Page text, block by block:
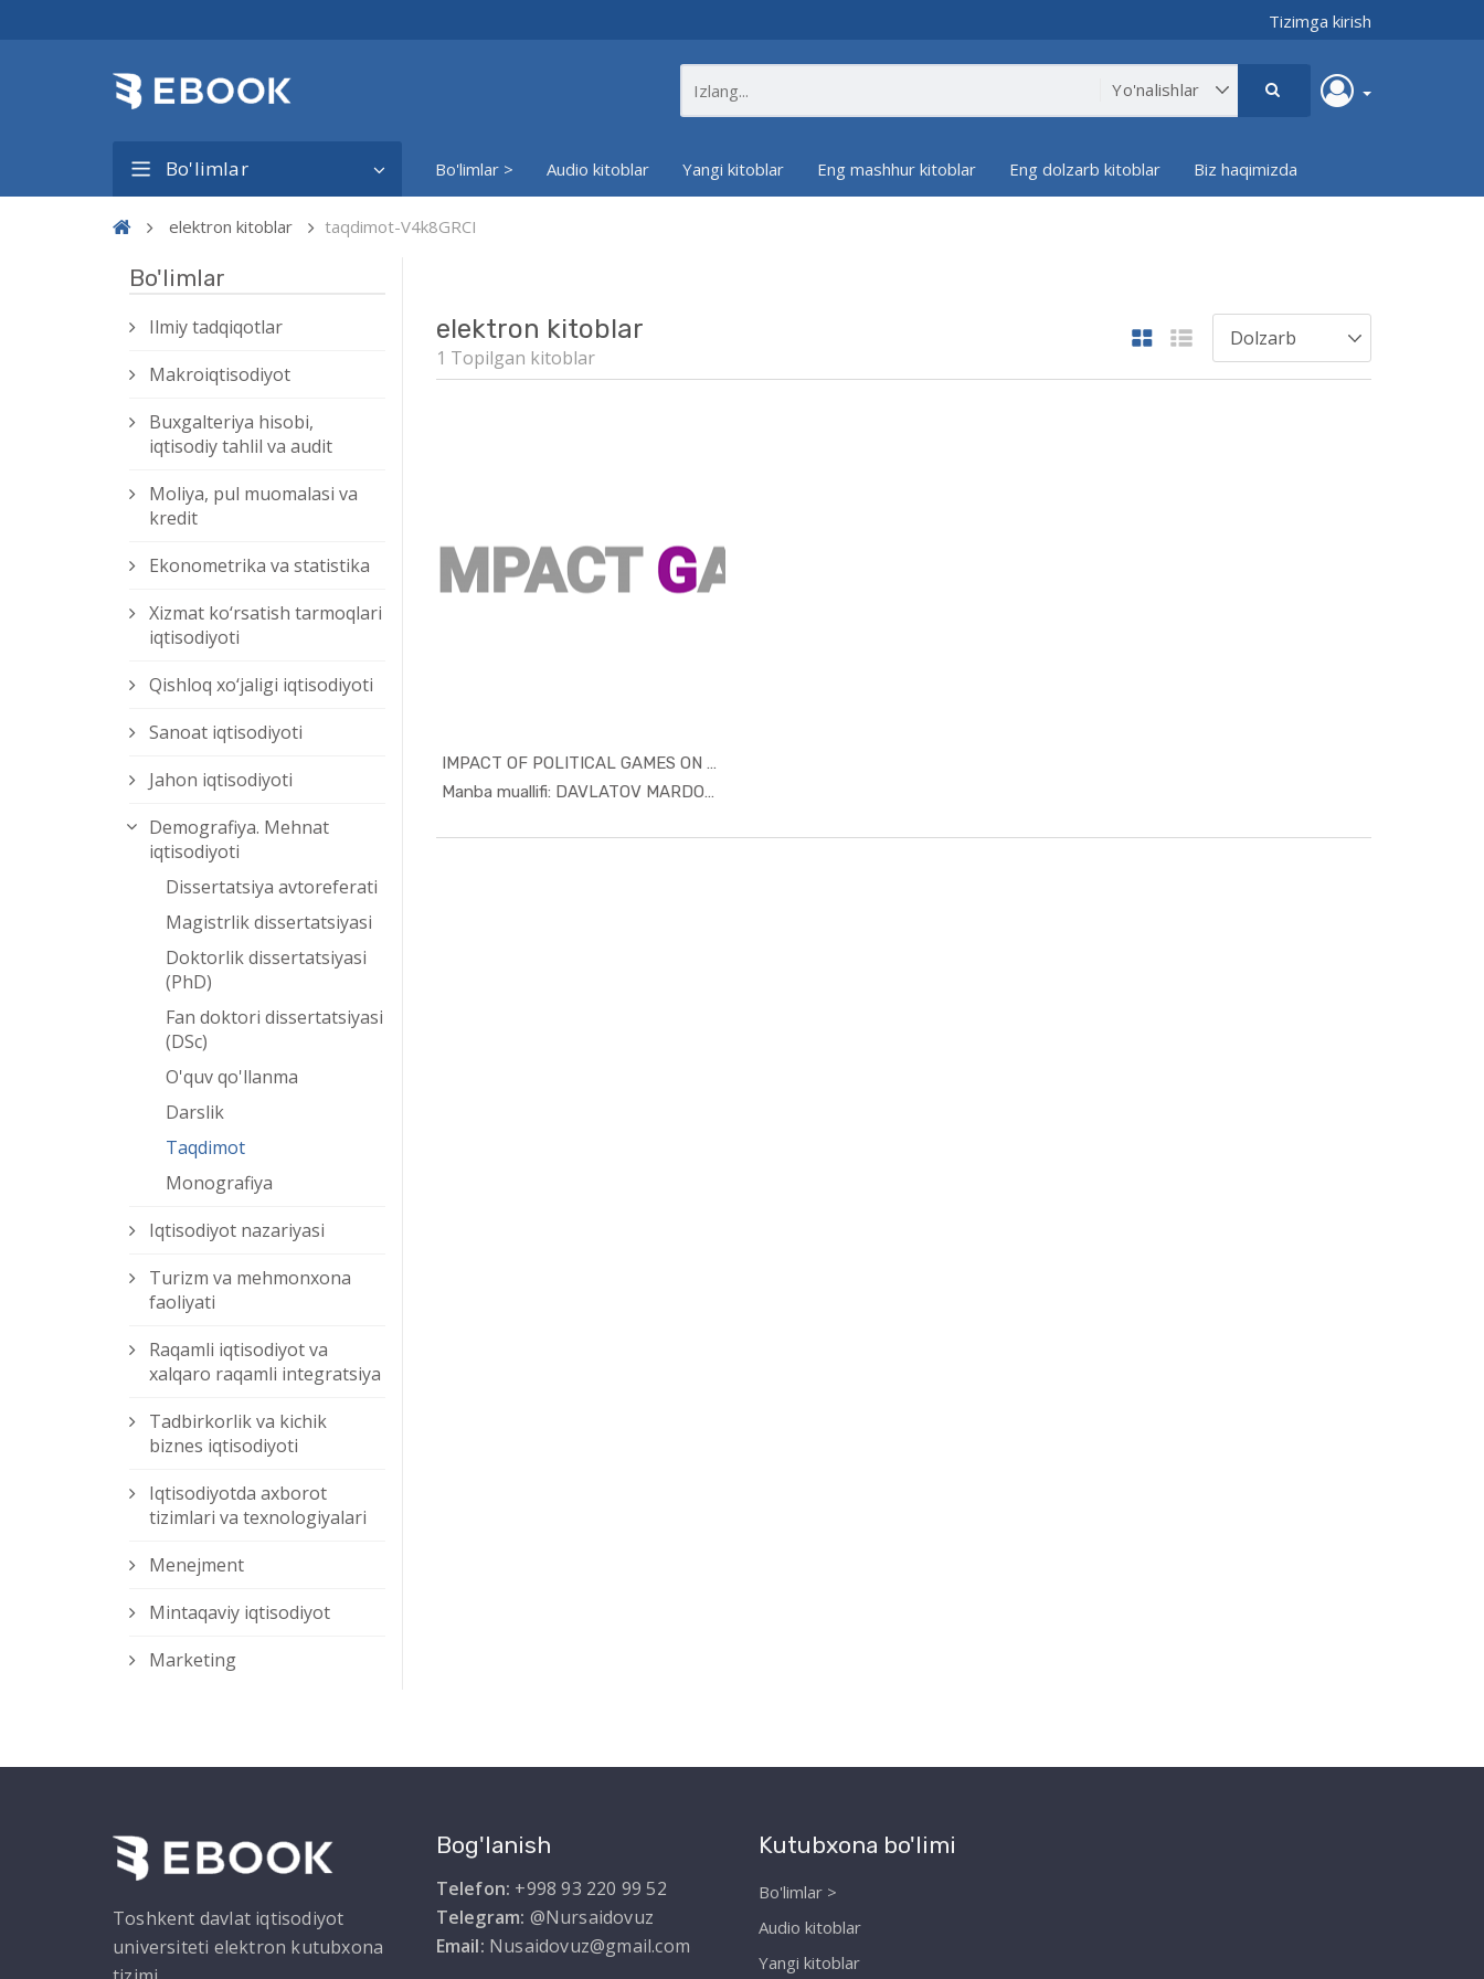
Tizimga kirish
Bo'limlar Bo'limlar > Audio kitoblar Yangi kitoblar Eng mashhur kitoblar Eng dolzarb kitoblar Biz haqimizda
elektron kitoblar taqdimot-V4k8GRCI
Bo'limlar
Ilmiy tadqiqotlar
Makroiqtisodiyot
Buxgalteriya hisobi,
iqtisodiy tahlil va audit
Moliya, pul muomalasi va
kredit
Ekonometrika va statistika
Xizmat kо‘rsatish tarmoqlari
iqtisodiyoti
Qishloq xо‘jaligi iqtisodiyoti
Sanoat iqtisodiyoti
Jahon iqtisodiyoti
Demografiya. Mehnat
iqtisodiyoti
Dissertatsiya avtoreferati
Magistrlik dissertatsiyasi
Doktorlik dissertatsiyasi
(PhD)
Fan doktori dissertatsiyasi
(DSc)
O'quv qo'llanma
Darslik
Taqdimot
Monografiya
Iqtisodiyot nazariyasi
Turizm va mehmonxona
faoliyati
Raqamli iqtisodiyot va
xalqaro raqamli integratsiya
Tadbirkorlik va kichik
biznes iqtisodiyoti
Iqtisodiyotda axborot
tizimlari va texnologiyalari
Menejment
Mintaqaviy iqtisodiyot
Marketing
elektron kitoblar
1 Topilgan kitoblar
IMPACT OF POLITICAL GAMES ON THE...
Manba muallifi: DAVLATOV MARDON BAHROM O'...
In Taqdimo...
Toshkent davlat iqtisodiyot
universiteti elektron kutubxona
Bog'lanish
Telefon: +998 93 220 99 52
Telegram: @Nursaidovuz
Email: Nusaidovuz@gmail.com
Kutubxona bo'limi
Bo'limlar >
Audio kitoblar
Yangi kitoblar